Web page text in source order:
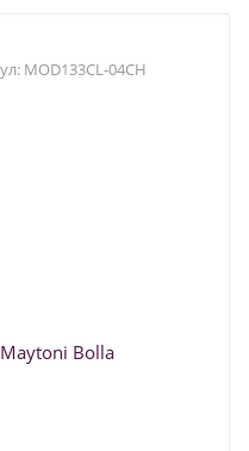
MOD133CL-04CH